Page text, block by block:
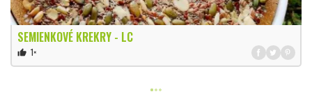
SEMIENKOVÉ KREKRY - LC
thumb_up 1×